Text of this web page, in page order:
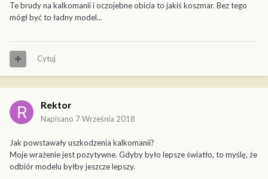
Te brudy na kalkomanii i oczojebne obicia to jakiś koszmar. Bez tego
mógł być to ładny model...
Cytuj
Rektor
Napisano 7 Września 2018
Jak powstawały uszkodzenia kalkomanii?
Moje wrażenie jest pozytywne. Gdyby było lepsze światło, to myślę, że
odbiór modelu byłby jeszcze lepszy.